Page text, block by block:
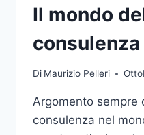
PER
L’ARREDO
GIARDINO
Il mondo
Di Maurizio Pelleri
Argomento sempre
consulenza nel